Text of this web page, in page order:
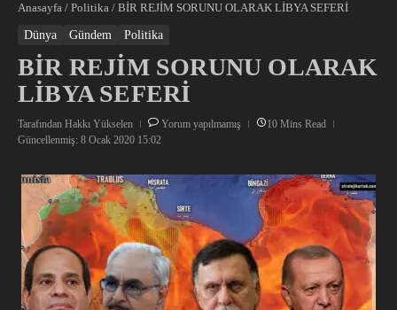
Anasayfa / Politika / BİR REJİM SORUNU OLARAK LİBYA SEFERİ
Dünya Gündem Politika
BİR REJİM SORUNU OLARAK
LİBYA SEFERİ
Tarafından Hakkı Yükselen Yorum yapılmamış
10 Mins Read
Güncellenmiş: 8 Ocak 2020 15:02